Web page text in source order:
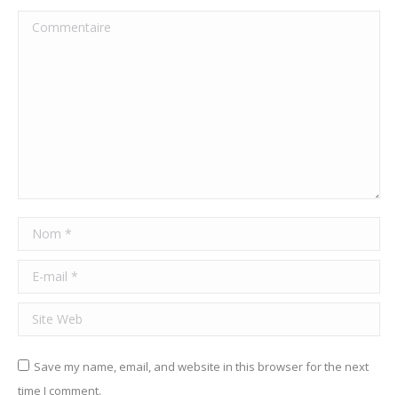
Commentaire
Nom *
E-mail *
Site Web
Save my name, email, and website in this browser for the next
time I comment.